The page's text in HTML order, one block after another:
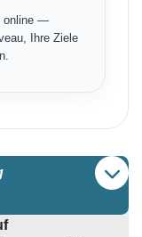
online —
Ihre Ziele